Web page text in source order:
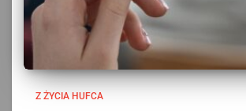
Z ŻYCIA HUFCA